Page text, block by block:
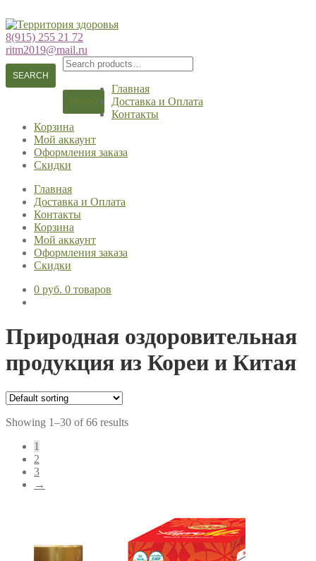
Перейти
к
навигации
Перейти
к
содержимому
8(915) 255 21 72
ritm2019@mail.ru
Search
for:
SEARCH
Главная
Доставка и Оплата
Контакты
Корзина
Мой аккаунт
Оформления заказа
Скидки
Главная
Доставка и Оплата
Контакты
Корзина
Мой аккаунт
Оформления заказа
Скидки
0 руб. 0 товаров
Природная оздоровительная
продукция из Кореи и Китая
Showing 1–30 of 66 results
1
2
3
→